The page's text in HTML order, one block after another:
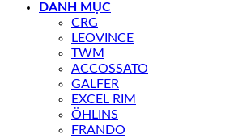
DANH MỤC
CRG
LEOVINCE
TWM
ACCOSSATO
GALFER
EXCEL RIM
ÖHLINS
FRANDO